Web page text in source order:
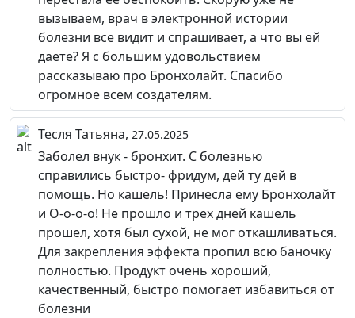
вызываем, врач в электронной истории
болезни все видит и спрашивает, а что вы ей
даете? Я с большим удовольствием
рассказываю про Бронхолайт. Спасибо
огромное всем создателям.
Тесля Татьяна, 27.05.2025
Заболел внук - бронхит. С болезнью
справились быстро- фридум, дей ту дей в
помощь. Но кашель! Принесла ему Бронхолайт
и О-о-о-о! Не прошло и трех дней кашель
прошел, хотя был сухой, не мог откашливаться.
Для закрепления эффекта пропил всю баночку
полностью. Продукт очень хороший,
качественный, быстро помогает избавиться от
болезни